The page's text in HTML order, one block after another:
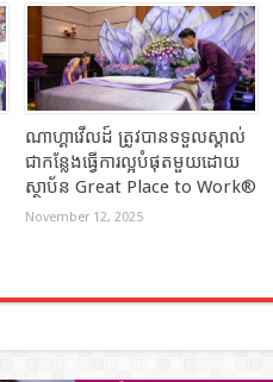
ណាហ្គាវើលដ៍ ត្រូវបានទទួលស្គាល់
ជាកន្លែងធ្វើការល្អបំផុតមួយដោយ
ស្ថាប័ន Great Place to Work®
November 12, 2025